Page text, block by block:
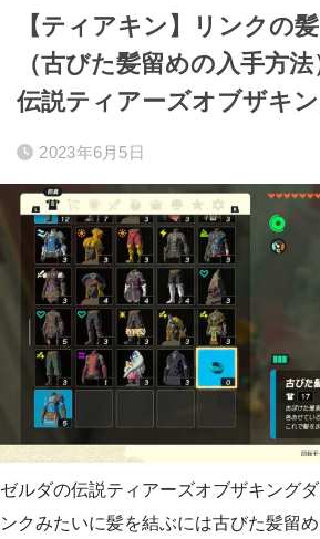
【ティアキン】リンクの
（古びた髪留めの入手方
伝説ティアーズオブザキン
2023年6月5日
ゼルダの伝説ティアーズオブザキング
ンクみたいに髪を結ぶには古びた髪留め